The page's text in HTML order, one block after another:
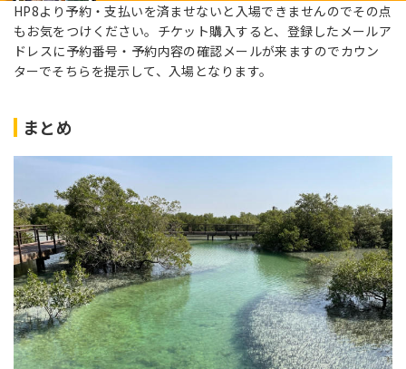
HP8より予約・支払いを済ませないと入場できませんのでその点
もお気をつけください。チケット購入すると、登録したメールア
ドレスに予約番号・予約内容の確認メールが来ますのでカウン
ターでそちらを提示して、入場となります。
まとめ